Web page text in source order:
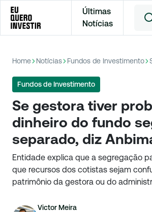
Últimas
Notícias
Home Notícias Fundos de Investimento
Fundos de Investimento
Se gestora tiver
dinheiro do fundo
separado, diz
Entidade explica que a segregação
que recursos dos cotistas sejam
patrimônio da gestora ou do
Victor Meira